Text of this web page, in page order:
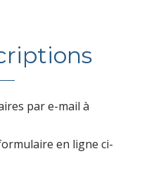
par e-mail à
en ligne ci-